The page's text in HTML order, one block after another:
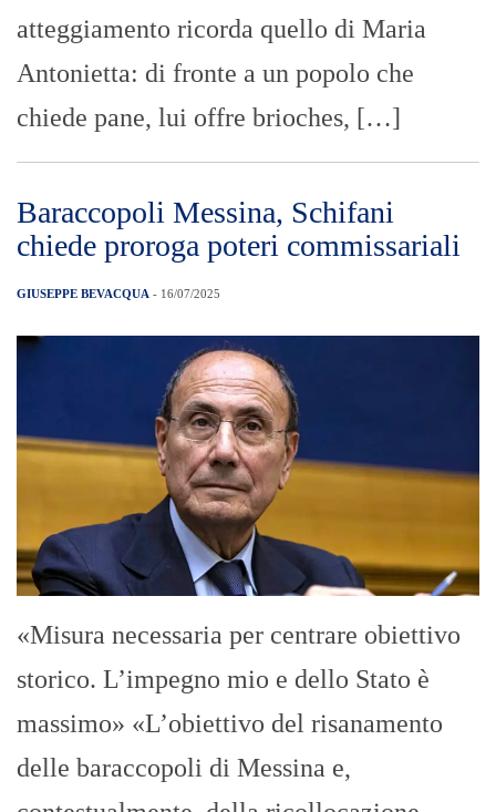
atteggiamento ricorda quello di Maria
Antonietta: di fronte a un popolo che
chiede pane, lui offre brioches, […]
Baraccopoli Messina, Schifani
chiede proroga poteri commissariali
GIUSEPPE BEVACQUA - 16/07/2025
«Misura necessaria per centrare obiettivo
storico. L’impegno mio e dello Stato è
massimo» «L’obiettivo del risanamento
delle baraccopoli di Messina e,